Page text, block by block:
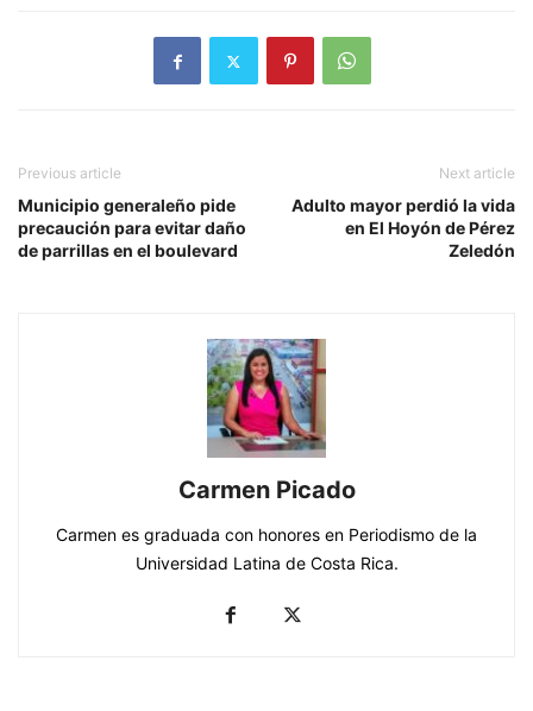
Previous article
Municipio generaleño pide
precaución para evitar daño
de parrillas en el boulevard
Next article
Adulto mayor perdió la vida
en El Hoyón de Pérez
Zeledón
Carmen Picado
Carmen es graduada con honores en Periodismo de la
Universidad Latina de Costa Rica.